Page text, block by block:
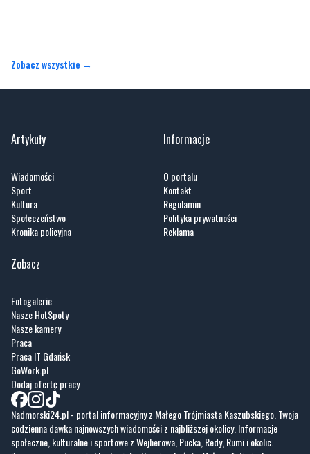
Zobacz wszystkie →
Artykuły
Wiadomości
Sport
Kultura
Społeczeństwo
Kronika policyjna
Informacje
O portalu
Kontakt
Regulamin
Polityka prywatności
Reklama
Zobacz
Fotogalerie
Nasze HotSpoty
Nasze kamery
Praca
Praca IT Gdańsk
GoWork.pl
Dodaj ofertę pracy
Nadmorski24.pl - portal informacyjny z Małego Trójmiasta Kaszubskiego. Twoja
codzienna dawka najnowszych wiadomości z najbliższej okolicy. Informacje
społeczne, kulturalne i sportowe z Wejherowa, Pucka, Redy, Rumi i okolic.